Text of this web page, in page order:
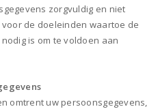
zorgvuldig en niet
de doeleinden waartoe de
is om te voldoen aan
omtrent uw persoonsgegevens,